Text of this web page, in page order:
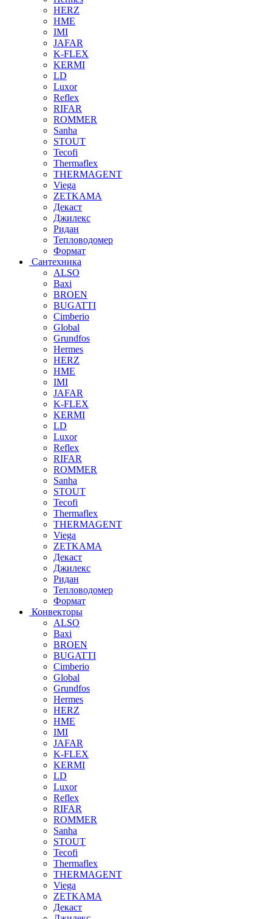
HERZ
HME
IMI
JAFAR
K-FLEX
KERMI
LD
Luxor
Reflex
RIFAR
ROMMER
Sanha
STOUT
Tecofi
Thermaflex
THERMAGENT
Viega
ZETKAMA
Декаст
Джилекс
Ридан
Тепловодомер
Формат
Сантехника
ALSO
Baxi
BROEN
BUGATTI
Cimberio
Global
Grundfos
Hermes
HERZ
HME
IMI
JAFAR
K-FLEX
KERMI
LD
Luxor
Reflex
RIFAR
ROMMER
Sanha
STOUT
Tecofi
Thermaflex
THERMAGENT
Viega
ZETKAMA
Декаст
Джилекс
Ридан
Тепловодомер
Формат
Конвекторы
ALSO
Baxi
BROEN
BUGATTI
Cimberio
Global
Grundfos
Hermes
HERZ
HME
IMI
JAFAR
K-FLEX
KERMI
LD
Luxor
Reflex
RIFAR
ROMMER
Sanha
STOUT
Tecofi
Thermaflex
THERMAGENT
Viega
ZETKAMA
Декаст